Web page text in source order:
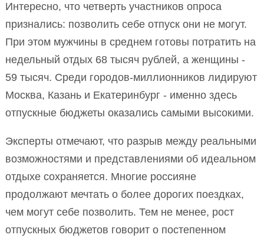
Интересно, что четверть участников опроса
признались: позволить себе отпуск они не могут.
При этом мужчины в среднем готовы потратить на
недельный отдых 68 тысяч рублей, а женщины -
59 тысяч. Среди городов-миллионников лидируют
Москва, Казань и Екатеринбург - именно здесь
отпускные бюджеты оказались самыми высокими.
Эксперты отмечают, что разрыв между реальными
возможностями и представлениями об идеальном
отдыхе сохраняется. Многие россияне
продолжают мечтать о более дорогих поездках,
чем могут себе позволить. Тем не менее, рост
отпускных бюджетов говорит о постепенном